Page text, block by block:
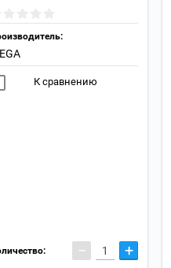
К сравнению
− +